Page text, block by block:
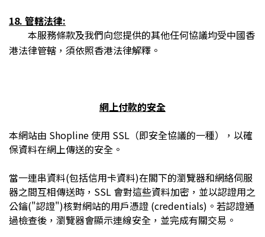
18. 管轄法律:
本服務條款及我們向您提供的其他任何協議均受中國香
港法律管轄，須依照香港法律解釋。
網上付款的安全
本網站由 Shopline 使用 SSL（即安全協議的一種），以確
保資料在網上傳送的安全。
當一連串資料(包括信用卡資料)在閣下的瀏覽器和網絡伺服
器之間互相傳送時，SSL 會對這些資料加密，並以認證用之
公鑰("認證")核對網站的用戶憑證 (credentials)。若認證通
過檢查後，瀏覽器會顯示連線安全，並完成有關交易。